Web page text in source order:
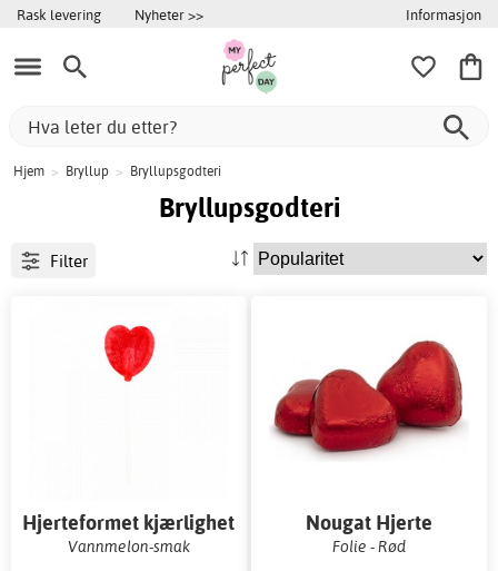
Rask levering Nyheter >> Informasjon
Hjem > Bryllup > Bryllupsgodteri
Bryllupsgodteri
Filter
Hjerteformet kjærlighet
på pinne
Vannmelon-smak
Nougat Hjerte
Folie - Rød